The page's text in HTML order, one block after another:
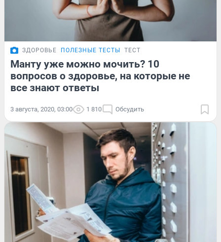
ЗДОРОВЬЕ ПОЛЕЗНЫЕ ТЕСТЫ ТЕСТ
Манту уже можно мочить? 10
вопросов о здоровье, на которые не
все знают ответы
3 августа, 2020, 03:00 1 810 Обсудить